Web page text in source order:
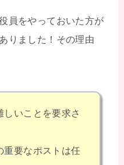
員をやっておいた方が
りました！その理由
いことを要求さ
要なポストは任